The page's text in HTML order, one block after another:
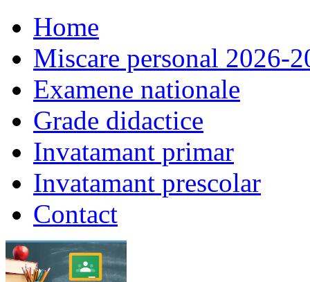
Home
Miscare personal 2026-
Examene nationale
Grade didactice
Invatamant primar
Invatamant prescolar
Contact